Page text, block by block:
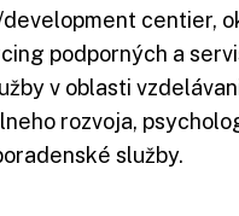
centier,
podporných a
v oblasti
rozvoja,
služby.